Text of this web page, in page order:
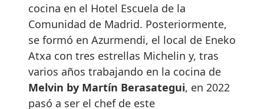
cocina en el Hotel Escuela de la
Comunidad de Madrid. Posteriormente,
se formó en Azurmendi, el local de Eneko
Atxa con tres estrellas Michelin y, tras
varios años trabajando en la cocina de
Melvin by Martín Berasategui, en 2022
pasó a ser el chef de este